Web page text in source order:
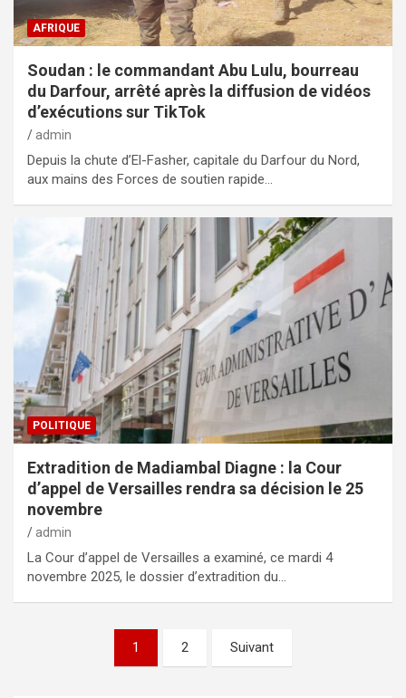
AFRIQUE
Soudan : le commandant Abu Lulu, bourreau
du Darfour, arrêté après la diffusion de vidéos
d’exécutions sur TikTok
admin
Depuis la chute d’El-Fasher, capitale du Darfour du Nord,
aux mains des Forces de soutien rapide…
POLITIQUE
Extradition de Madiambal Diagne : la Cour
d’appel de Versailles rendra sa décision le 25
novembre
admin
La Cour d’appel de Versailles a examiné, ce mardi 4
novembre 2025, le dossier d’extradition du…
1 2 Suivant